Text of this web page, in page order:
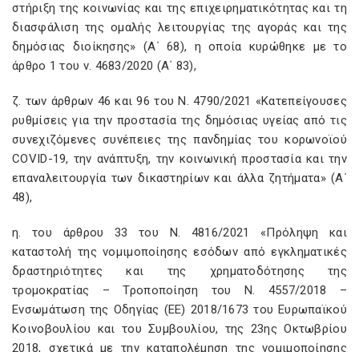
στήριξη της κοινωνίας και της επιχειρηματικότητας και τη
διασφάλιση της ομαλής λειτουργίας της αγοράς και της
δημόσιας διοίκησης» (Α΄ 68), η οποία κυρώθηκε με το
άρθρο 1 του ν. 4683/2020 (Α΄ 83),
ζ. των άρθρων 46 και 96 του Ν. 4790/2021 «Κατεπείγουσες
ρυθμίσεις για την προστασία της δημόσιας υγείας από τις
συνεχιζόμενες συνέπειες της πανδημίας του κορωνοϊού
COVID-19, την ανάπτυξη, την κοινωνική προστασία και την
επαναλειτουργία των δικαστηρίων και άλλα ζητήματα» (Α΄
48),
η. του άρθρου 33 του Ν. 4816/2021 «Πρόληψη και
καταστολή της νομιμοποίησης εσόδων από εγκληματικές
δραστηριότητες και της χρηματοδότησης της
τρομοκρατίας – Τροποποίηση του Ν. 4557/2018 –
Ενσωμάτωση της Οδηγίας (ΕΕ) 2018/1673 του Ευρωπαϊκού
Κοινοβουλίου και του Συμβουλίου, της 23ης Οκτωβρίου
2018, σχετικά με την καταπολέμηση της νομιμοποίησης